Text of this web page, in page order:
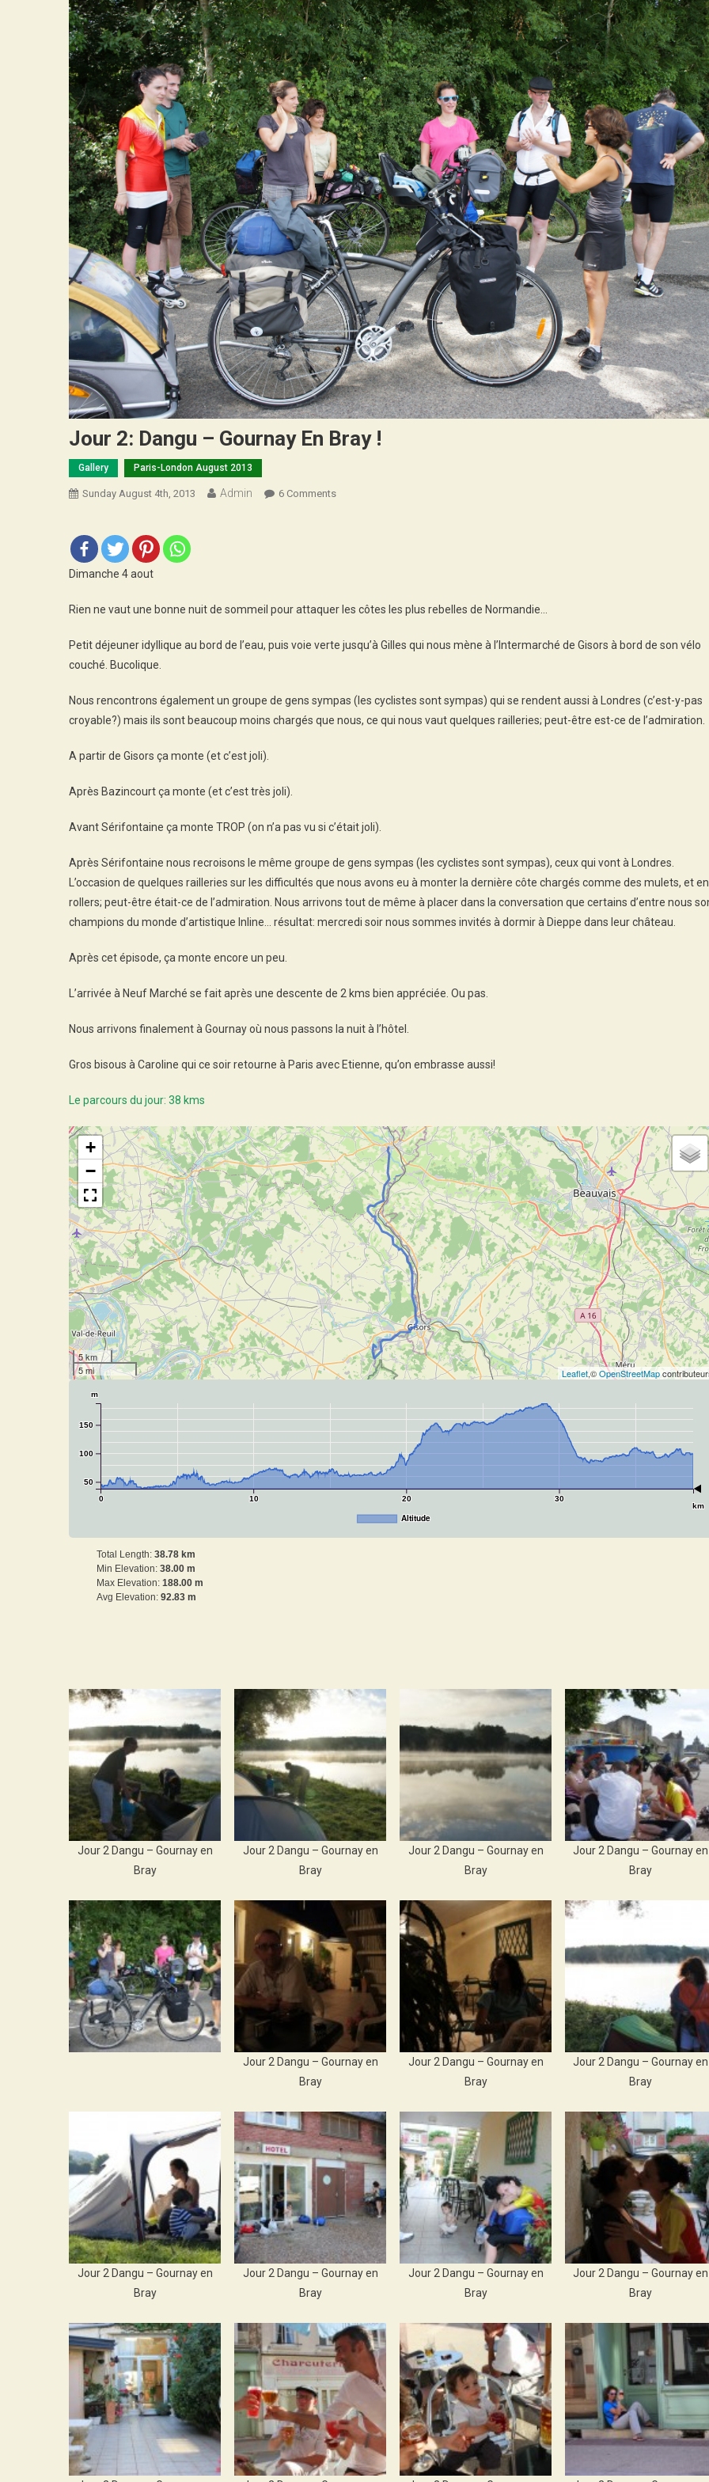
Jour 2: Dangu – Gournay En Bray !
Gallery Paris-London August 2013
Sunday August 4th, 2013 Admin 6 CommentsOn
Dimanche 4 aout
Rien ne vaut une bonne nuit de sommeil pour attaquer les côtes les plus rebelles de Normandie…
Petit déjeuner idyllique au bord de l’eau, puis voie verte jusqu’à Gilles qui nous mène à l’Intermarché de Gisors à bord de son vélo
couché. Bucolique.
Nous rencontrons également un groupe de gens sympas (les cyclistes sont sympas) qui se rendent aussi à Londres (c’est-y-pas
croyable?) mais ils sont beaucoup moins chargés que nous, ce qui nous vaut quelques railleries; peut-être est-ce de l’admiration.
A partir de Gisors ça monte (et c’est joli).
Après Bazincourt ça monte (et c’est très joli).
Avant Sérifontaine ça monte TROP (on n’a pas vu si c’était joli).
Après Sérifontaine nous recroisons le même groupe de gens sympas (les cyclistes sont sympas), ceux qui vont à Londres.
L’occasion de quelques railleries sur les difficultés que nous avons eu à monter la dernière côte chargés comme des mulets, et en
rollers; peut-être était-ce de l’admiration. Nous arrivons tout de même à placer dans la conversation que certains d’entre nous
champions du monde d’artistique Inline… résultat: mercredi soir nous sommes invités à dormir à Dieppe dans leur château.
Après cet épisode, ça monte encore un peu.
L’arrivée à Neuf Marché se fait après une descente de 2 kms bien appréciée. Ou pas.
Nous arrivons finalement à Gournay où nous passons la nuit à l’hôtel.
Gros bisous à Caroline qui ce soir retourne à Paris avec Etienne, qu’on embrasse aussi!
Le parcours du jour: 38 kms
+
−
5 km
5 mi
Leaflet,©OpenStreetMap
0 10 20 30
km
50
100
150
m
Altitude
Total Length: 38.78 km
Min Elevation: 38.00 m
Max Elevation: 188.00 m
Avg Elevation: 92.83 m
Jour 2 Dangu – Gournay en
Bray
Jour 2 Dangu – Gournay en
Bray
Jour 2 Dangu – Gournay en
Bray
Jour 2 Dangu – Gournay en
Bray
Jour 2 Dangu – Gournay en
Bray
Jour 2 Dangu – Gournay en
Bray
Jour 2 Dangu – Gournay en
Bray
Jour 2 Dangu – Gournay en
Bray
Jour 2 Dangu – Gournay en
Bray
Jour 2 Dangu – Gournay en
Bray
Jour 2 Dangu – Gournay en
Bray